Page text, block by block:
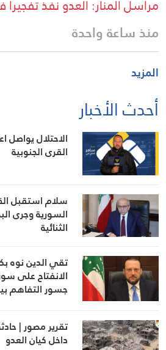
مراسل المنار: العدو نفذ
منذ ساعة واحدة
المزيد
أحدث الأخبار
الاحتلال يواصل
القرى الجنوبية
سلام استقبل
السورية وجرى
الثنائية
تقي الدين نوه
الانفتاح على
جسور التفاهم
تقرير مصور |
داخل كيان العدو